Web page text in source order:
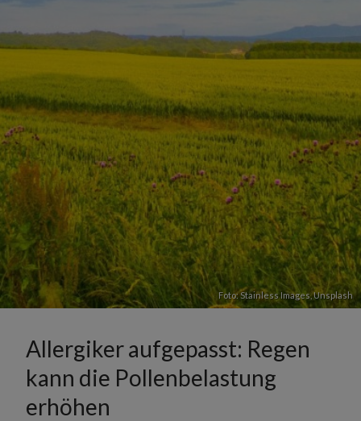
Foto:Stainless Images,Unsplash
Allergiker aufgepasst: Regen
kann die Pollenbelastung
erhöhen